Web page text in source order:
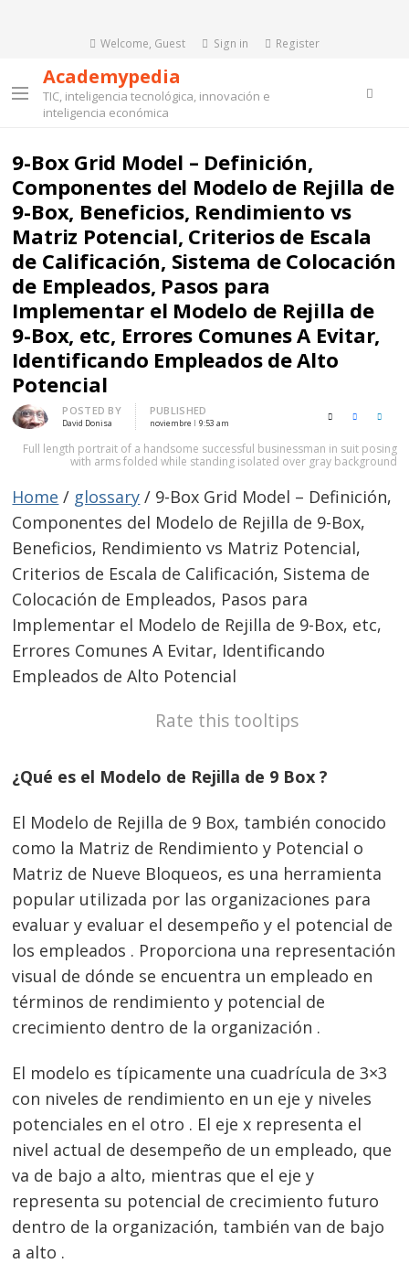
Welcome, Guest Sign in Register
Menu
Academypedia
TIC, inteligencia tecnológica, innovación e
inteligencia económica
9-Box Grid Model – Definición,
Componentes del Modelo de Rejilla de
9-Box, Beneficios, Rendimiento vs
Matriz Potencial, Criterios de Escala
de Calificación, Sistema de Colocación
de Empleados, Pasos para
Implementar el Modelo de Rejilla de
9-Box, etc, Errores Comunes A Evitar,
Identificando Empleados de Alto
Potencial
Author
POSTED BY
David Donisa
PUBLISHED
noviembre 9:53 am X (Twitter)Facebook
Full length portrait of a handsome successful businessman in suit posing
with arms folded while standing isolated over gray background
Home / glossary / 9-Box Grid Model – Definición,
Componentes del Modelo de Rejilla de 9-Box,
Beneficios, Rendimiento vs Matriz Potencial,
Criterios de Escala de Calificación, Sistema de
Colocación de Empleados, Pasos para
Implementar el Modelo de Rejilla de 9-Box, etc,
Errores Comunes A Evitar, Identificando
Empleados de Alto Potencial
Rate this tooltips
¿Qué es el Modelo de Rejilla de 9 Box ?
El Modelo de Rejilla de 9 Box, también conocido
como la Matriz de Rendimiento y Potencial o
Matriz de Nueve Bloqueos, es una herramienta
popular utilizada por las organizaciones para
evaluar y evaluar el desempeño y el potencial de
los empleados . Proporciona una representación
visual de dónde se encuentra un empleado en
términos de rendimiento y potencial de
crecimiento dentro de la organización .
El modelo es típicamente una cuadrícula de 3×3
con niveles de rendimiento en un eje y niveles
potenciales en el otro . El eje x representa el
nivel actual de desempeño de un empleado, que
va de bajo a alto, mientras que el eje y
representa su potencial de crecimiento futuro
dentro de la organización, también van de bajo
a alto .